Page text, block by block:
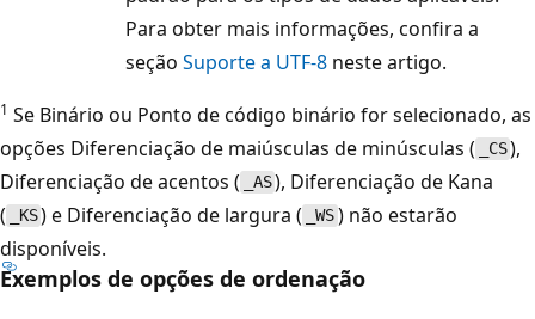
Para obter mais informações, confira a
seção Suporte a UTF-8 neste artigo.
1 Se Binário ou Ponto de código binário for selecionado, as
opções Diferenciação de maiúsculas de minúsculas (
_CS),
Diferenciação de acentos (
_AS), Diferenciação de Kana
(
_KS) e Diferenciação de largura ( _WS) não estarão
disponíveis.
Exemplos de opções de ordenação